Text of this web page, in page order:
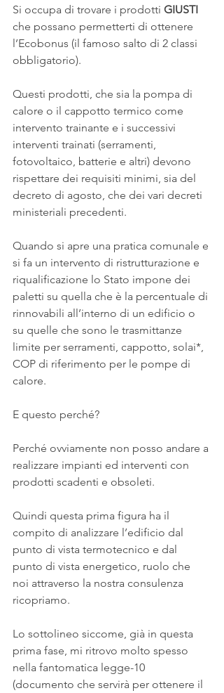
Si occupa di trovare i prodotti GIUSTI
che possano permetterti di ottenere
l’Ecobonus (il famoso salto di 2 classi
obbligatorio).
Questi prodotti, che sia la pompa di
calore o il cappotto termico come
intervento trainante e i successivi
interventi trainati (serramenti,
fotovoltaico, batterie e altri) devono
rispettare dei requisiti minimi, sia del
decreto di agosto, che dei vari decreti
ministeriali precedenti.
Quando si apre una pratica comunale e
si fa un intervento di ristrutturazione e
riqualificazione lo Stato impone dei
paletti su quella che è la percentuale di
rinnovabili all’interno di un edificio o
su quelle che sono le trasmittanze
limite per serramenti, cappotto, solai*,
COP di riferimento per le pompe di
calore.
E questo perché?
Perché ovviamente non posso andare a
realizzare impianti ed interventi con
prodotti scadenti e obsoleti.
Quindi questa prima figura ha il
compito di analizzare l’edificio dal
punto di vista termotecnico e dal
punto di vista energetico, ruolo che
noi attraverso la nostra consulenza
ricopriamo.
Lo sottolineo siccome, già in questa
prima fase, mi ritrovo molto spesso
nella fantomatica legge-10
(documento che servirà per ottenere il